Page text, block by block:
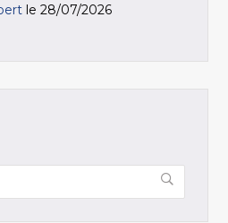
le 28/07/2026